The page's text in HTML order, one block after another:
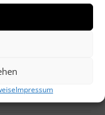
Impressum